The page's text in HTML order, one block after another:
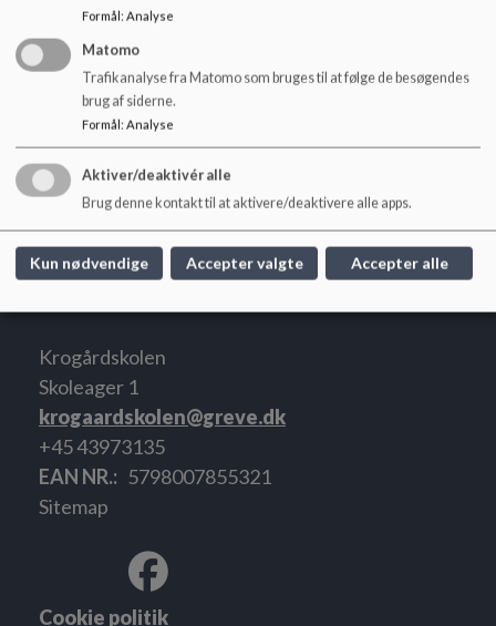
Skolebestyrelsens forretningsorden:
skolebestyrelsen for Krogårdskolen 2022_0.pdf
Dokumenter
Krogårdskolen
Skoleager 1
krogaardskolen@greve.dk
+45 43973135
EAN NR.
5798007855321
Sitemap
Cookie politik
Formål: Analyse
Matomo
Trafikanalyse fra Matomo som bruges til at følge de besøgendes
brug af siderne.
Formål: Analyse
Aktiver/deaktivér alle
Brug denne kontakt til at aktivere/deaktivere alle apps.
Kun nødvendige Accepter valgte Accepter alle